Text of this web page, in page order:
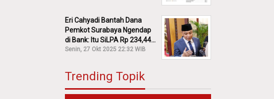
Eri Cahyadi Bantah Dana
Pemkot Surabaya Ngendap
di Bank: Itu SiLPA Rp 234,44
M!
Senin, 27 Okt 2025 22:32 WIB
Trending Topik